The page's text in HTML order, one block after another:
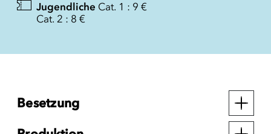
Jugendliche Cat. 1 : 9 €
Cat. 2 : 8 €
Besetzung